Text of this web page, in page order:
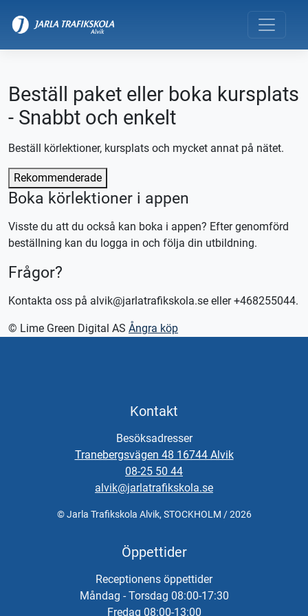
Beställ paket eller boka kursplats
- Snabbt och enkelt
Beställ körlektioner, kursplats och mycket annat på nätet.
Rekommenderade
Boka körlektioner i appen
Visste du att du också kan boka i appen? Efter genomförd
beställning kan du logga in och följa din utbildning.
Frågor?
Kontakta oss på alvik@jarlatrafikskola.se eller +468255044.
© Lime Green Digital AS Ångra köp
Kontakt
Besöksadresser
Tranebergsvägen 48 16744 Alvik
08-25 50 44
alvik@jarlatrafikskola.se
© Jarla Trafikskola Alvik, STOCKHOLM / 2026
Öppettider
Receptionens öppettider
Måndag - Torsdag 08:00-17:30
Fredag 08:00-13:00